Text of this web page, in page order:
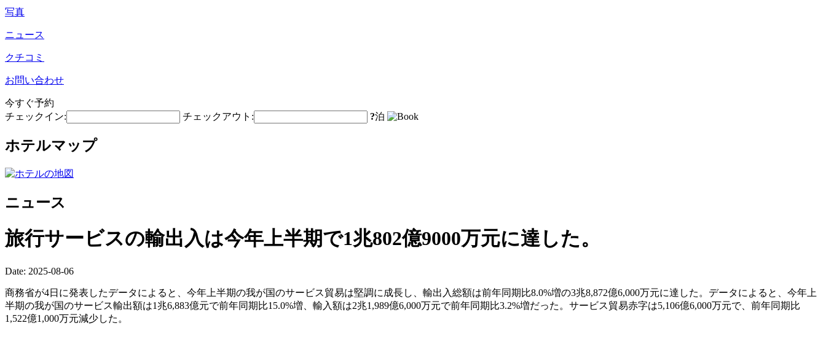
写真
ニュース
クチコミ
お問い合わせ
今すぐ予約
チェックイン:
チェックアウト: ?泊
ホテルマップ
ニュース
旅行サービスの輸出入は今年上半期で1兆802億9000万元に達した。
Date: 2025-08-06
商務省が4日に発表したデータによると、今年上半期の我が国のサービス貿易は堅調に成長し、輸出入総額は前年同期比8.0%増の3兆8,872億6,000万元に達した。データによると、今年上
半期の我が国のサービス輸出額は1兆6,883億元で前年同期比15.0%増、輸入額は2兆1,989億6,000万元で前年同期比3.2%増だった。サービス貿易赤字は5,106億6,000万元で、前年同期比
1,522億1,000万元減少した。